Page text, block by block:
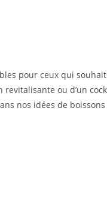
pour ceux qui
ou d’un
nos idées de